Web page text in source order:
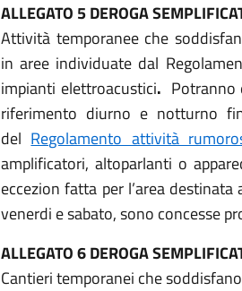
ALLEGATO 5 DEROGA
Attività temporanee che
in aree individuate dal
impianti elettroacustici. Potranno
riferimento diurno e notturno
del Regolamento attività
amplificatori, altoparlanti o
eccezion fatta per l’area
venerdi e sabato, sono concesse
ALLEGATO 6 DEROGA
Cantieri temporanei che